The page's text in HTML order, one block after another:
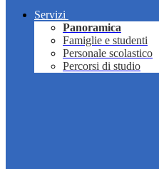
Servizi
Panoramica
Famiglie e studenti
Personale scolastico
Percorsi di studio